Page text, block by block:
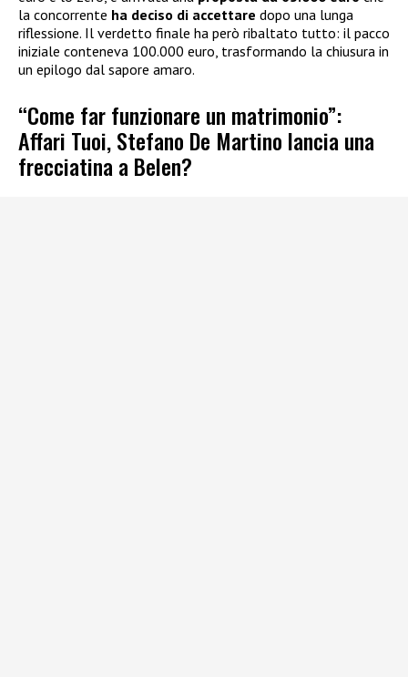
la concorrente ha deciso di accettare dopo una lunga
riflessione. Il verdetto finale ha però ribaltato tutto: il pacco
iniziale conteneva 100.000 euro, trasformando la chiusura in
un epilogo dal sapore amaro.
“Come far funzionare un matrimonio”:
Affari Tuoi, Stefano De Martino lancia una
frecciatina a Belen?